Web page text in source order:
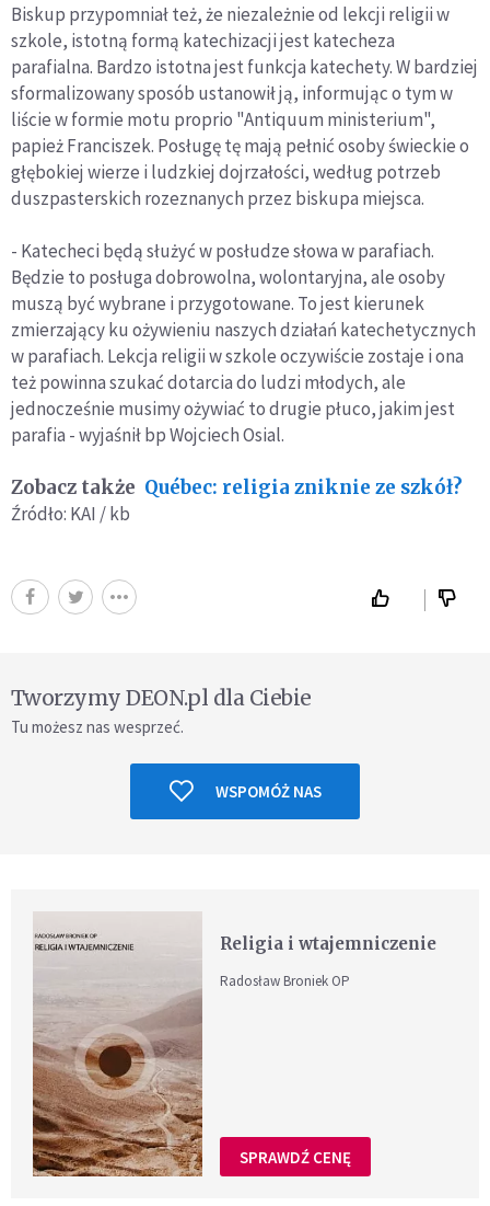
Biskup przypomniał też, że niezależnie od lekcji religii w
szkole, istotną formą katechizacji jest katecheza
parafialna. Bardzo istotna jest funkcja katechety. W bardziej
sformalizowany sposób ustanowił ją, informując o tym w
liście w formie motu proprio "Antiquum ministerium",
papież Franciszek. Posługę tę mają pełnić osoby świeckie o
głębokiej wierze i ludzkiej dojrzałości, według potrzeb
duszpasterskich rozeznanych przez biskupa miejsca.
- Katecheci będą służyć w posłudze słowa w parafiach.
Będzie to posługa dobrowolna, wolontaryjna, ale osoby
muszą być wybrane i przygotowane. To jest kierunek
zmierzający ku ożywieniu naszych działań katechetycznych
w parafiach. Lekcja religii w szkole oczywiście zostaje i ona
też powinna szukać dotarcia do ludzi młodych, ale
jednocześnie musimy ożywiać to drugie płuco, jakim jest
parafia - wyjaśnił bp Wojciech Osial.
Zobacz także Québec: religia zniknie ze szkół?
Źródło: KAI / kb
Tworzymy DEON.pl dla Ciebie
Tu możesz nas wesprzeć.
WSPOMÓŻ NAS
Religia i wtajemniczenie
Radosław Broniek OP
SPRAWDŹ CENĘ